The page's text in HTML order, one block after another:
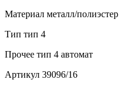
Материал металл/полиэстер
Тип тип 4
Прочее тип 4 автомат
Артикул 39096/16